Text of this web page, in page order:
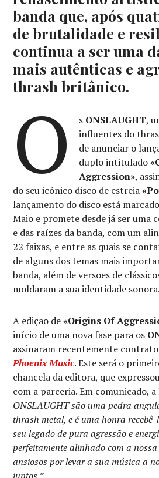
banda que, após
de brutalidade e
continua a ser uma
mais autênticas e
thrash britânico.
O s ONSLAUGHT,
influentes do
de anunciar o
duplo intitulado
Aggression»,
do seu icónico disco de estreia
lançamento do disco está
Maio e promete desde já ser uma
e das raízes da banda, com um
22 faixas, e entre as quais se
de alguns dos temas mais
banda, além de versões de
moldaram a sua identidade sonora.
A edição de«Origins Of
início de uma nova fase para os
assinaram recentemente
Phoenix Music. Este será o
chancela da editora, que
com a parceria. Em comunicado,
ONSLAUGHT são uma pedra
thrash metal, e é uma honra
seu legado de pura agressão e
perfeitamente alinhado com a nossa
ansiosos por levar a sua música a